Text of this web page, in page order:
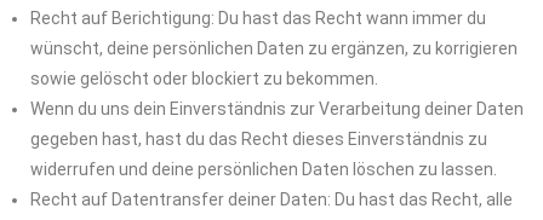
Recht auf Berichtigung: Du hast das Recht wann immer du
wünscht, deine persönlichen Daten zu ergänzen, zu korrigieren
sowie gelöscht oder blockiert zu bekommen.
Wenn du uns dein Einverständnis zur Verarbeitung deiner Daten
gegeben hast, hast du das Recht dieses Einverständnis zu
widerrufen und deine persönlichen Daten löschen zu lassen.
Recht auf Datentransfer deiner Daten: Du hast das Recht, alle